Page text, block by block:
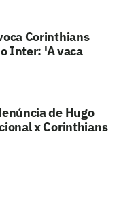
Corinthians
Inter: 'A vaca
de Hugo
x Corinthians